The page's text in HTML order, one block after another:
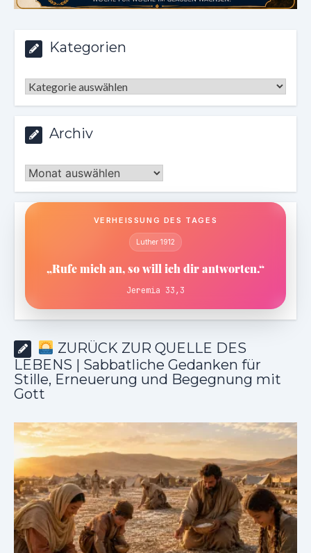
Kategorien
Kategorien
Archiv
Archiv
VERHEISSUNG DES TAGES
Luther 1912
„Rufe mich an, so will ich dir antworten.“
Jeremia 33,3
ZURÜCK ZUR QUELLE DES
LEBENS | Sabbatliche Gedanken für
Stille, Erneuerung und Begegnung mit
Gott